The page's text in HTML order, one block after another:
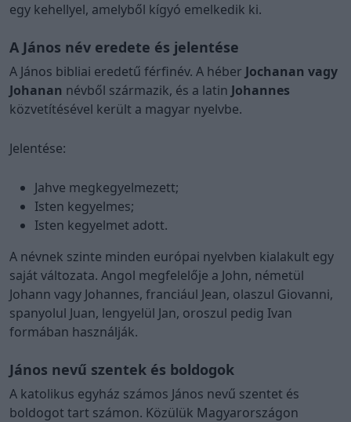
egy kehellyel, amelyből kígyó emelkedik ki.
A János név eredete és jelentése
A János bibliai eredetű férfinév. A héber Jochanan vagy
Johanan névből származik, és a latin Johannes
közvetítésével került a magyar nyelvbe.
Jelentése:
Jahve megkegyelmezett;
Isten kegyelmes;
Isten kegyelmet adott.
A névnek szinte minden európai nyelvben kialakult egy
saját változata. Angol megfelelője a John, németül
Johann vagy Johannes, franciául Jean, olaszul Giovanni,
spanyolul Juan, lengyelül Jan, oroszul pedig Ivan
formában használják.
János nevű szentek és boldogok
A katolikus egyház számos János nevű szentet és
boldogot tart számon. Közülük Magyarországon